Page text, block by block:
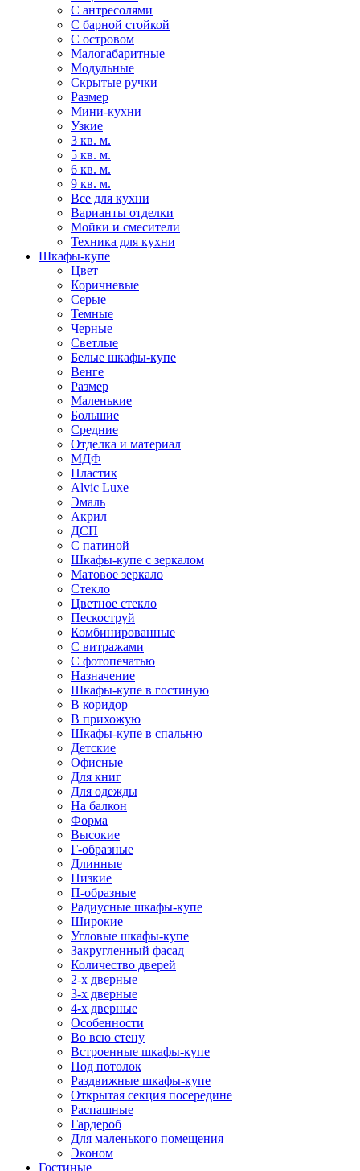
С антресолями
С барной стойкой
С островом
Малогабаритные
Модульные
Скрытые ручки
Размер
Мини-кухни
Узкие
3 кв. м.
5 кв. м.
6 кв. м.
9 кв. м.
Все для кухни
Варианты отделки
Мойки и смесители
Техника для кухни
Шкафы-купе
Цвет
Коричневые
Серые
Темные
Черные
Светлые
Белые шкафы-купе
Венге
Размер
Маленькие
Большие
Средние
Отделка и материал
МДФ
Пластик
Alvic Luxe
Эмаль
Акрил
ДСП
С патиной
Шкафы-купе с зеркалом
Матовое зеркало
Стекло
Цветное стекло
Пескоструй
Комбинированные
С витражами
С фотопечатью
Назначение
Шкафы-купе в гостиную
В коридор
В прихожую
Шкафы-купе в спальню
Детские
Офисные
Для книг
Для одежды
На балкон
Форма
Высокие
Г-образные
Длинные
Низкие
П-образные
Радиусные шкафы-купе
Широкие
Угловые шкафы-купе
Закругленный фасад
Количество дверей
2-х дверные
3-х дверные
4-х дверные
Особенности
Во всю стену
Встроенные шкафы-купе
Под потолок
Раздвижные шкафы-купе
Открытая секция посередине
Распашные
Гардероб
Для маленького помещения
Эконом
Гостиные